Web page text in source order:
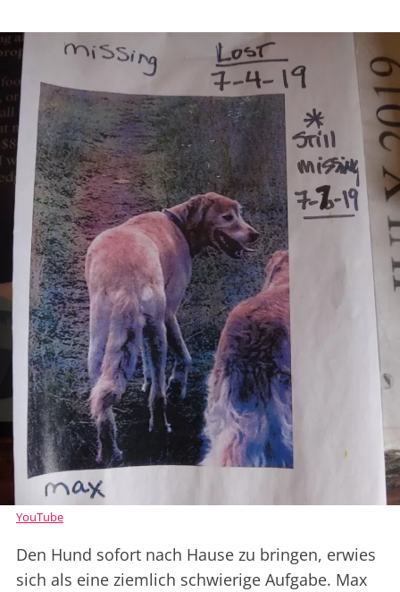
YouTube
Den Hund sofort nach Hause zu bringen, erwies
sich als eine ziemlich schwierige Aufgabe. Max